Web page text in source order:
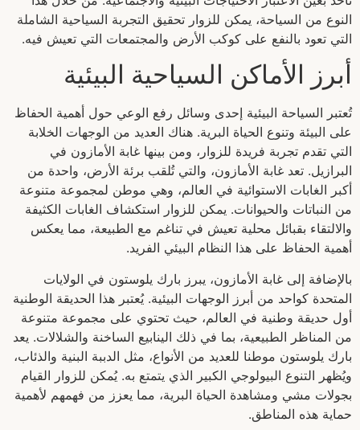
النوع من السياحة، يمكن للزوار تحقيق التجربة السياحية الشاملة
التي تعود بالنفع على كوكب الأرض والمجتمعات التي تعيش فيه.
أبرز الأماكن السياحية البيئية
تُعتبر السياحة البيئية إحدى وسائل رفع الوعي حول أهمية الحفاظ
على البيئة وتنوع الحياة البرية. هناك العديد من الوجهات الخلابة
التي تقدم تجربة فريدة للزوار، ومن بينها غابة الأمازون في
البرازيل. تعد غابة الأمازون، والتي تُلقب برئة الأرض، واحدة من
أكبر الغابات الاستوائية في العالم، وهي موطن لمجموعة متنوعة
من النباتات والحيوانات. يمكن للزوار استكشاف الغابات الكثيفة
والالتقاء بقبائل محلية تعيش في تناغم مع الطبيعة، مما يعكس
أهمية الحفاظ على هذا النظام البيئي الفريد.
بالإضافة إلى غابة الأمازون، يبرز بارك يلوستون في الولايات
المتحدة كواحد من أبرز الوجهات البيئية. يُعتبر هذا الحديقة الوطنية
أول حديقة وطنية في العالم، حيث تحتوي على مجموعة متنوعة
من المناظر الطبيعية، بما في ذلك الينابيع الساخنة والشلالات. يعد
بارك يلوستون موطنا للعديد من الأنواع، مثل الدببة البنية والذئاب،
ويُظهر التنوع البيولوجي الكبير الذي يتمتع به. يُمكن للزوار القيام
بجولات مشي ومشاهدة الحياة البرية، مما يعزز من فهمهم لأهمية
حماية هذه المناطق.